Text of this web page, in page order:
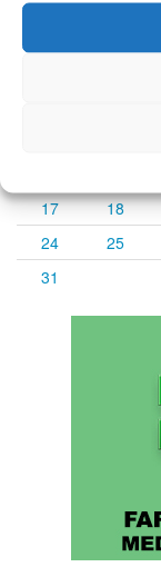
17
18
24
25
31